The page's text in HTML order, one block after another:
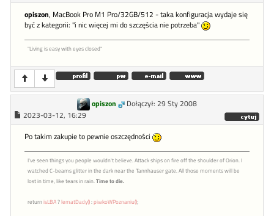
opiszon, MacBook Pro M1 Pro/32GB/512 - taka konfiguracja wydaje się
być z kategorii: "i nic więcej mi do szczęścia nie potrzeba"
"Living is easy with eyes closed"
opiszon
Dołączył: 29 Sty 2008
2023-03-12, 16:29
Po takim zakupie to pewnie oszczędności
I've seen things you people wouldn't believe. Attack ships on fire off the shoulder of Orion. I
watched C-beams glitter in the dark near the Tannhauser gate. All those moments will be
lost in time, like tears in rain.Time to die.
returnisLBA?lematDady():piwkoWPoznaniu();